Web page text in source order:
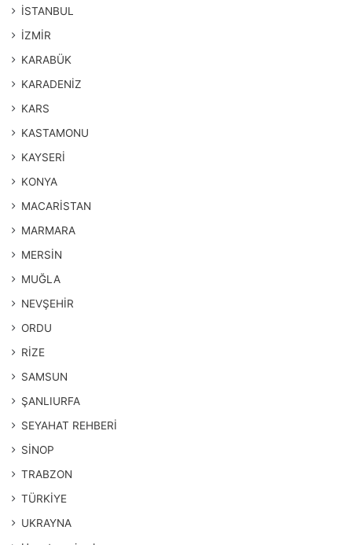
İSTANBUL
İZMİR
KARABÜK
KARADENİZ
KARS
KASTAMONU
KAYSERİ
KONYA
MACARİSTAN
MARMARA
MERSİN
MUĞLA
NEVŞEHİR
ORDU
RİZE
SAMSUN
ŞANLIURFA
SEYAHAT REHBERİ
SİNOP
TRABZON
TÜRKİYE
UKRAYNA